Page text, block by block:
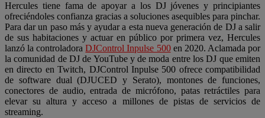
Hercules tiene fama de apoyar a los DJ jóvenes y principiantes
ofreciéndoles confianza gracias a soluciones asequibles para pinchar.
Para dar un paso más y ayudar a esta nueva generación de DJ a salir
de sus habitaciones y actuar en público por primera vez, Hercules
lanzó la controladoraDJControl Inpulse 500en 2020. Aclamada por
la comunidad de DJ de YouTube y de moda entre los DJ que emiten
en directo en Twitch, DJControl Inpulse 500 ofrece compatibilidad
de software dual (DJUCED y Serato), montones de funciones,
conectores de audio, entrada de micrófono, patas retráctiles para
elevar su altura y acceso a millones de pistas de servicios de
streaming.